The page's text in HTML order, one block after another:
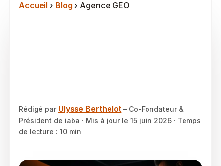
Accueil › Blog › Agence GEO
Rédigé par Ulysse Berthelot – Co-Fondateur &
Président de iaba · Mis à jour le 15 juin 2026· Temps
de lecture : 10 min